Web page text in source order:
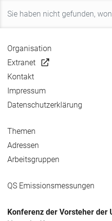
Organisation
Extranet
Kontakt
Impressum
Datenschutzerklärung
Themen
Adressen
Arbeitsgruppen
QS Emissionsmessungen
Konferenz der Vorsteher der